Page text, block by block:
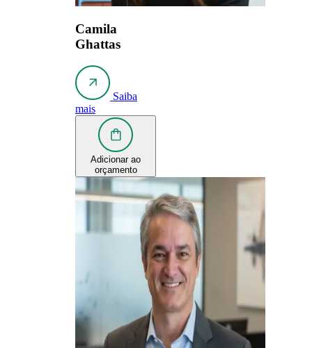
Camila
Ghattas
Saiba
mais
Adicionar ao
orçamento